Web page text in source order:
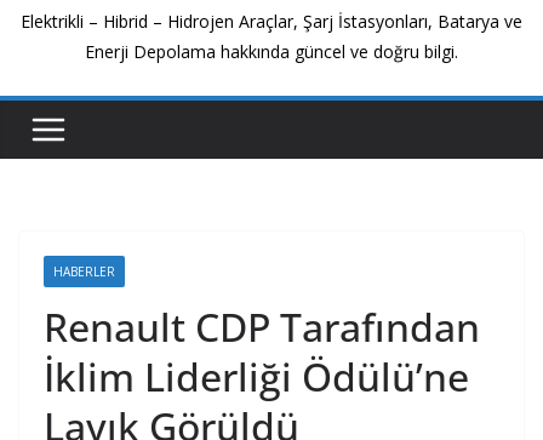
Elektrikli – Hibrid – Hidrojen Araçlar, Şarj İstasyonları, Batarya ve
Enerji Depolama hakkında güncel ve doğru bilgi.
HABERLER
Renault CDP Tarafından
İklim Liderliği Ödülü’ne
Layık Görüldü